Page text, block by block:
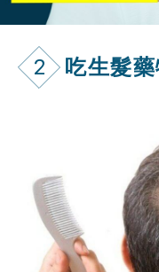
2 吃生髮